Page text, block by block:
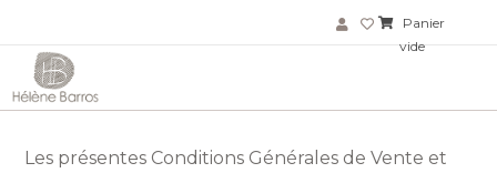
Panier
vide
Les présentes Conditions Générales de Vente et